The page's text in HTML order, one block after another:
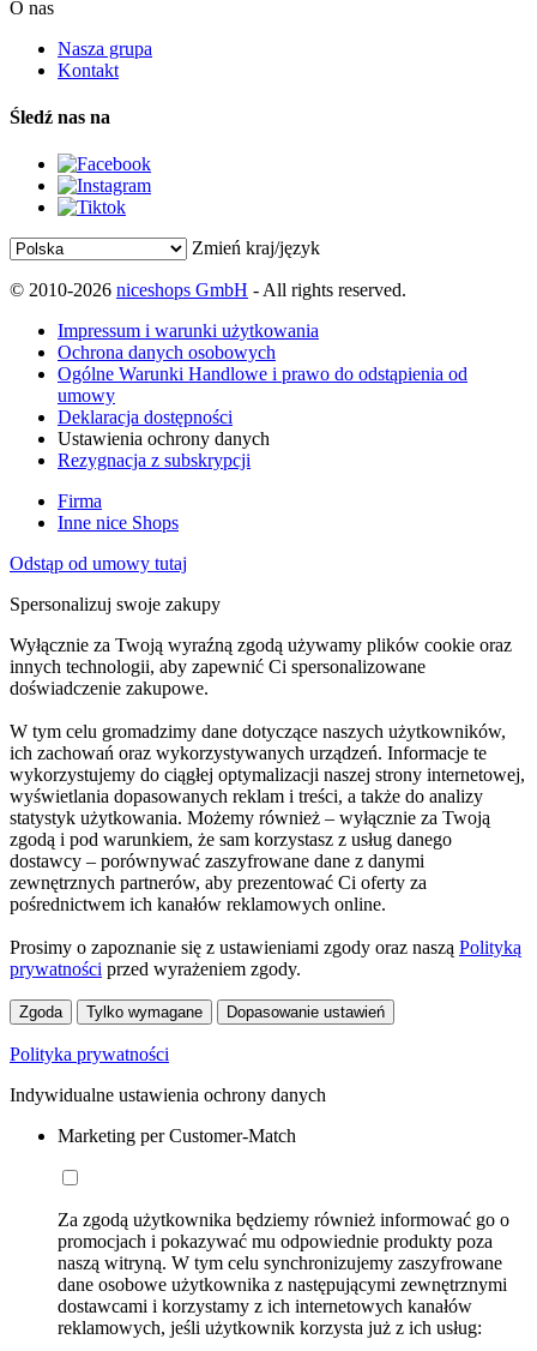
O nas
Nasza grupa
Kontakt
Śledź nas na
Zmień kraj/język
© 2010-2026 niceshops GmbH - All rights reserved.
Impressum i warunki użytkowania
Ochrona danych osobowych
Ogólne Warunki Handlowe i prawo do odstąpienia od
umowy
Deklaracja dostępności
Ustawienia ochrony danych
Rezygnacja z subskrypcji
Firma
Inne nice Shops
Odstąp od umowy tutaj
Spersonalizuj swoje zakupy
Wyłącznie za Twoją wyraźną zgodą używamy plików cookie oraz
innych technologii, aby zapewnić Ci spersonalizowane
doświadczenie zakupowe.
W tym celu gromadzimy dane dotyczące naszych użytkowników,
ich zachowań oraz wykorzystywanych urządzeń. Informacje te
wykorzystujemy do ciągłej optymalizacji naszej strony internetowej,
wyświetlania dopasowanych reklam i treści, a także do analizy
statystyk użytkowania. Możemy również – wyłącznie za Twoją
zgodą i pod warunkiem, że sam korzystasz z usług danego
dostawcy – porównywać zaszyfrowane dane z danymi
zewnętrznych partnerów, aby prezentować Ci oferty za
pośrednictwem ich kanałów reklamowych online.
Prosimy o zapoznanie się z ustawieniami zgody oraz naszą Polityką
prywatności przed wyrażeniem zgody.
Zgoda Tylko wymagane Dopasowanie ustawień
Polityka prywatności
Indywidualne ustawienia ochrony danych
Marketing per Customer-Match
Za zgodą użytkownika będziemy również informować go o
promocjach i pokazywać mu odpowiednie produkty poza
naszą witryną. W tym celu synchronizujemy zaszyfrowane
dane osobowe użytkownika z następującymi zewnętrznymi
dostawcami i korzystamy z ich internetowych kanałów
reklamowych, jeśli użytkownik korzysta już z ich usług: